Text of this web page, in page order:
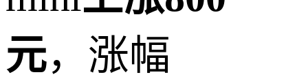
元，涨幅